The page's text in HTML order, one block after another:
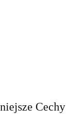
Cechy